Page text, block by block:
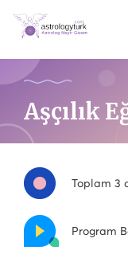
Aşçılık
Toplam 3
Program